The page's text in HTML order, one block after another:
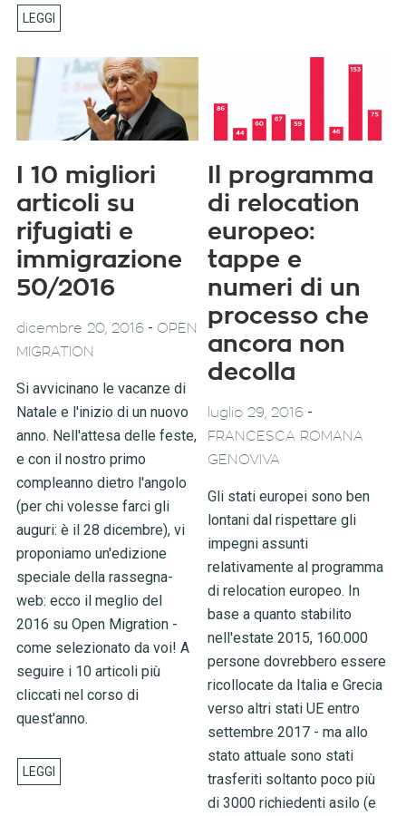
I 10 migliori
articoli su
rifugiati e
immigrazione
50/2016
dicembre 20, 2016- OPEN
MIGRATION
Si avvicinano le vacanze di
Natale e l'inizio di un nuovo
anno. Nell'attesa delle feste,
e con il nostro primo
compleanno dietro l'angolo
(per chi volesse farci gli
auguri: è il 28 dicembre), vi
proponiamo un'edizione
speciale della rassegna-
web: ecco il meglio del
2016 su Open Migration -
come selezionato da voi! A
seguire i 10 articoli più
cliccati nel corso di
quest'anno.
Il programma
di relocation
europeo:
tappe e
numeri di un
processo che
ancora non
decolla
luglio 29, 2016 -
FRANCESCA ROMANA
GENOVIVA
Gli stati europei sono ben
lontani dal rispettare gli
impegni assunti
relativamente al programma
di relocation europeo. In
base a quanto stabilito
nell'estate 2015, 160.000
persone dovrebbero essere
ricollocate da Italia e Grecia
verso altri stati UE entro
settembre 2017 - ma allo
stato attuale sono stati
trasferiti soltanto poco più
di 3000 richiedenti asilo (e